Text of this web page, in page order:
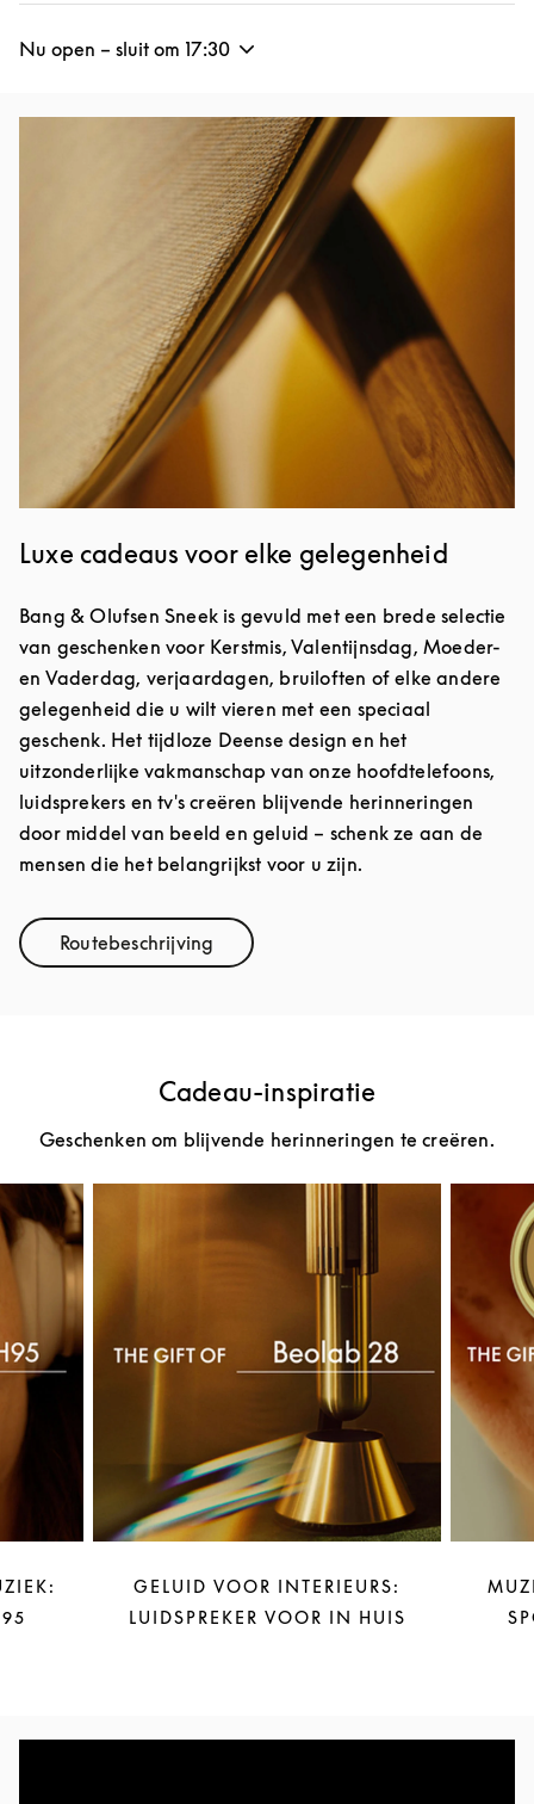
Nu open – sluit om 17:30
Afbeelding van evenement
Luxe cadeaus voor elke gelegenheid
Bang & Olufsen Sneek is gevuld met een brede selectie
van geschenken voor Kerstmis, Valentijnsdag, Moeder-
en Vaderdag, verjaardagen, bruiloften of elke andere
gelegenheid die u wilt vieren met een speciaal
geschenk. Het tijdloze Deense design en het
uitzonderlijke vakmanschap van onze hoofdtelefoons,
luidsprekers en tv's creëren blijvende herinneringen
door middel van beeld en geluid – schenk ze aan de
mensen die het belangrijkst voor u zijn.
RoutebeschrijvingLink Opens in New Tab
Cadeau-inspiratie
Geschenken om blijvende herinneringen te creëren.
GELUID VOOR INTERIEURS:
LUIDSPREKER VOOR IN HUIS